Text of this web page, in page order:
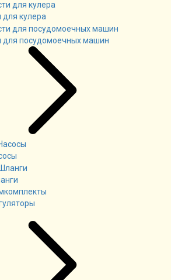
для кулера
для посудомоечных машин